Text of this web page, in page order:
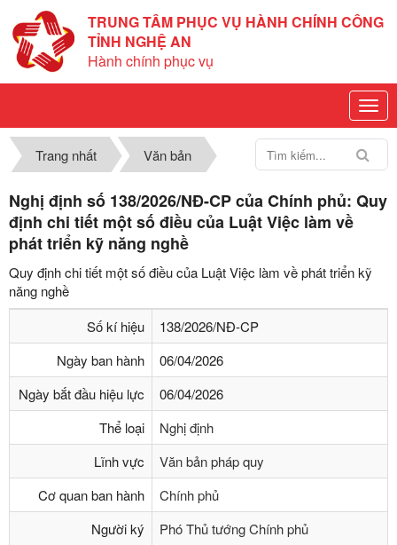
TRUNG TÂM PHỤC VỤ HÀNH CHÍNH CÔNG
TỈNH NGHỆ AN
Hành chính phục vụ
Trang nhất Văn bản
Nghị định số 138/2026/NĐ-CP của Chính phủ: Quy
định chi tiết một số điều của Luật Việc làm về
phát triển kỹ năng nghề
Quy định chi tiết một số điều của Luật Việc làm về phát triển kỹ
năng nghề
Số kí hiệu
138/2026/NĐ-CP
Ngày ban hành
06/04/2026
Ngày bắt đầu hiệu lực
06/04/2026
Thể loại
Nghị định
Lĩnh vực
Văn bản pháp quy
Cơ quan ban hành
Chính phủ
Người ký
Phó Thủ tướng Chính phủ